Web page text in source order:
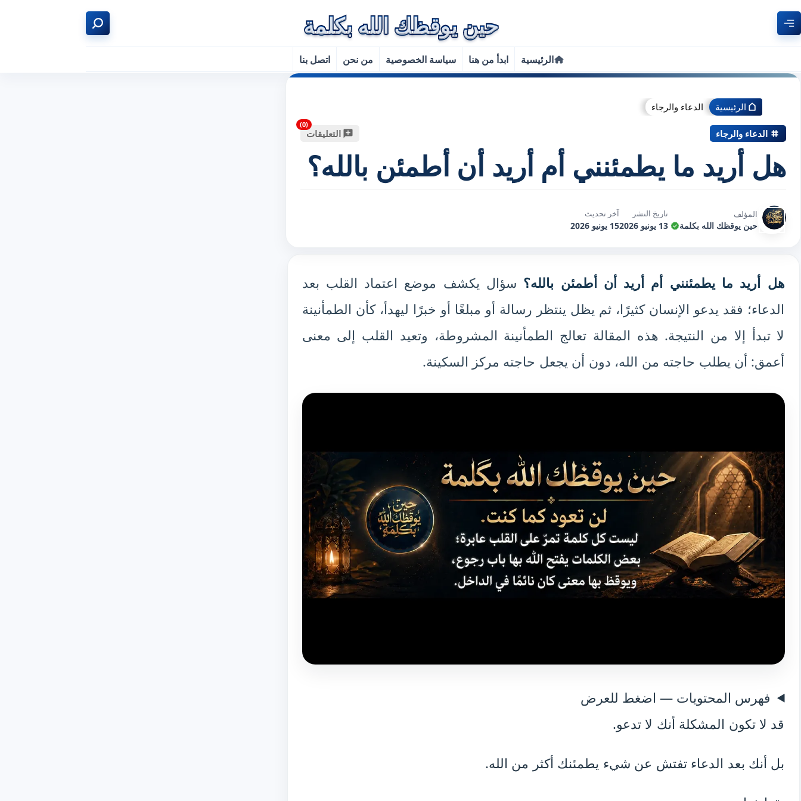
الرئيسية ابدأ من هنا سياسة الخصوصية من نحن اتصل بنا
الرئيسية الدعاء والرجاء
الدعاء والرجاء التعليقات
هل أريد ما يطمئنني أم أريد أن أطمئن بالله؟
المؤلف
حين يوقظك الله بكلمة
تاريخ النشر
13 يونيو 2026
آخر تحديث
15 يونيو 2026
هل أريد ما يطمئنني أم أريد أن أطمئن بالله؟ سؤال يكشف موضع اعتماد القلب بعد
الدعاء؛ فقد يدعو الإنسان كثيرًا، ثم يظل ينتظر رسالة أو مبلغًا أو خبرًا ليهدأ، كأن الطمأنينة
لا تبدأ إلا من النتيجة. هذه المقالة تعالج الطمأنينة المشروطة، وتعيد القلب إلى معنى
أعمق: أن يطلب حاجته من الله، دون أن يجعل حاجته مركز السكينة.
فهرس المحتويات — اضغط للعرض
قد لا تكون المشكلة أنك لا تدعو.
بل أنك بعد الدعاء تفتش عن شيء يطمئنك أكثر من الله.